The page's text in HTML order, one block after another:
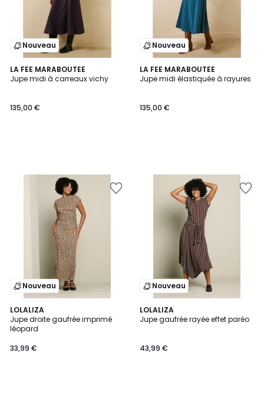
Nouveau
LA FEE MARABOUTEE
Jupe midi à carreaux vichy
135,00 €
Nouveau
LA FEE MARABOUTEE
Jupe midi élastiquée à rayures
135,00 €
Nouveau
LOLALIZA
Jupe droite gaufrée imprimé
léopard
33,99 €
Nouveau
LOLALIZA
Jupe gaufrée rayée effet paréo
43,99 €